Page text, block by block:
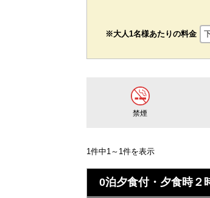
※大人1名様あたりの料金
禁煙
1件中1～1件を表示
0泊夕食付・夕食時